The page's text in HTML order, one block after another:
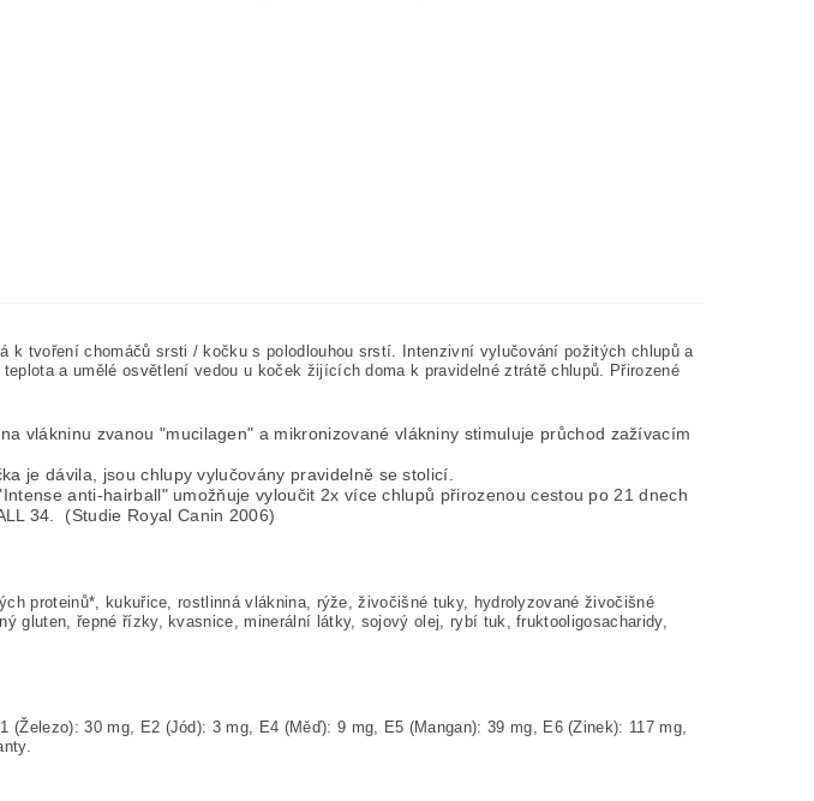
k tvoření chomáčů srsti / kočku s polodlouhou srstí. Intenzivní vylučování požitých chlupů a
a umělé osvětlení vedou u koček žijících doma k pravidelné ztrátě chlupů. Přirozené
vlákninu zvanou "mucilagen" a mikronizované vlákniny stimuluje průchod zažívacím
je dávila, jsou chlupy vylučovány pravidelně se stolicí.
anti-hairball" umožňuje vyloučit 2x více chlupů přirozenou cestou po 21 dnech
34. (Studie Royal Canin 2006)
proteinů*, kukuřice, rostlinná vláknina, rýže, živočišné tuky, hydrolyzované živočišné
gluten, řepné řízky, kvasnice, minerální látky, sojový olej, rybí tuk, fruktooligosacharidy,
30 mg, E2 (Jód): 3 mg, E4 (Měď): 9 mg, E5 (Mangan): 39 mg, E6 (Zinek): 117 mg,